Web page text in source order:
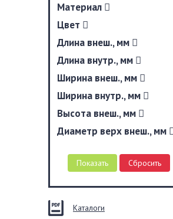
Материал
Цвет
Длина внеш., мм
Длина внутр., мм
Ширина внеш., мм
Ширина внутр., мм
Высота внеш., мм
Диаметр верх внеш., мм
Каталоги